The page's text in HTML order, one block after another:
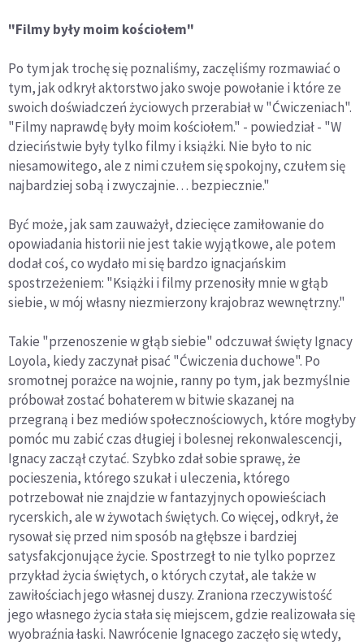
"Filmy były moim kościołem"
Po tym jak trochę się poznaliśmy, zaczęliśmy rozmawiać o
tym, jak odkrył aktorstwo jako swoje powołanie i które ze
swoich doświadczeń życiowych przerabiał w "Ćwiczeniach".
"Filmy naprawdę były moim kościołem." - powiedział - "W
dzieciństwie były tylko filmy i książki. Nie było to nic
niesamowitego, ale z nimi czułem się spokojny, czułem się
najbardziej sobą i zwyczajnie… bezpiecznie."
Być może, jak sam zauważył, dziecięce zamiłowanie do
opowiadania historii nie jest takie wyjątkowe, ale potem
dodał coś, co wydało mi się bardzo ignacjańskim
spostrzeżeniem: "Książki i filmy przenosiły mnie w głąb
siebie, w mój własny niezmierzony krajobraz wewnętrzny."
Takie "przenoszenie w głąb siebie" odczuwał święty Ignacy
Loyola, kiedy zaczynał pisać "Ćwiczenia duchowe". Po
sromotnej porażce na wojnie, ranny po tym, jak bezmyślnie
próbował zostać bohaterem w bitwie skazanej na
przegraną i bez mediów społecznościowych, które mogłyby
pomóc mu zabić czas długiej i bolesnej rekonwalescencji,
Ignacy zaczął czytać. Szybko zdał sobie sprawę, że
pocieszenia, którego szukał i uleczenia, którego
potrzebował nie znajdzie w fantazyjnych opowieściach
rycerskich, ale w żywotach świętych. Co więcej, odkrył, że
rysował się przed nim sposób na głębsze i bardziej
satysfakcjonujące życie. Spostrzegł to nie tylko poprzez
przykład życia świętych, o których czytał, ale także w
zawiłościach jego własnej duszy. Zraniona rzeczywistość
jego własnego życia stała się miejscem, gdzie realizowała się
wyobraźnia łaski. Nawrócenie Ignacego zaczęło się wtedy,